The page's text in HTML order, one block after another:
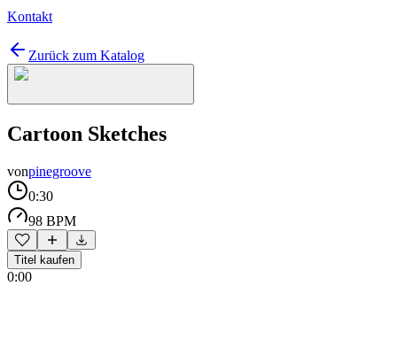
Kontakt
Zurück zum Katalog
Cartoon Sketches
vonpinegroove
0:30
98 BPM
Titel kaufen
0:00